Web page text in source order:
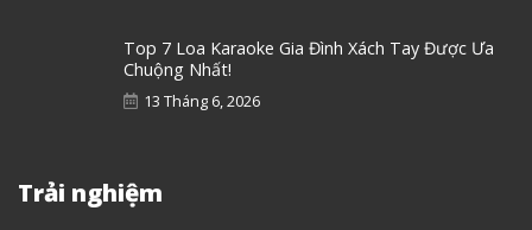
Top 7 Loa Karaoke Gia Đình Xách Tay Được Ưa
Chuộng Nhất!
13 Tháng 6, 2026
Trải nghiệm